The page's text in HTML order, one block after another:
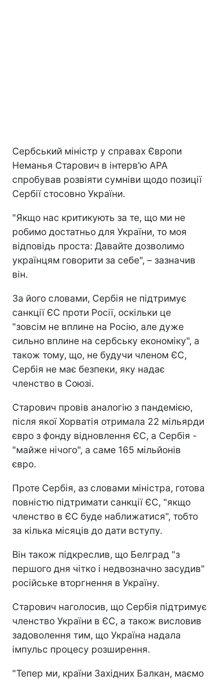
Сербський міністр у справах Європи
Неманья Старович в інтерв'ю APA
спробував розвіяти сумніви щодо позиції
Сербії стосовно України.
"Якщо нас критикують за те, що ми не
робимо достатньо для України, то моя
відповідь проста: Давайте дозволимо
українцям говорити за себе", – зазначив
він.
За його словами, Сербія не підтримує
санкції ЄС проти Росії, оскільки це
"зовсім не вплине на Росію, але дуже
сильно вплине на сербську економіку", а
також тому, що, не будучи членом ЄС,
Сербія не має безпеки, яку надає
членство в Союзі.
Старович провів аналогію з пандемією,
після якої Хорватія отримала 22 мільярди
євро з фонду відновлення ЄС, а Сербія -
"майже нічого", а саме 165 мільйонів
євро.
Проте Сербія, аз словами міністра, готова
повністю підтримати санкції ЄС, "якщо
членство в ЄС буде наближатися", тобто
за кілька місяців до дати вступу.
Він також підкреслив, що Белград "з
першого дня чітко і недвозначно засудив"
російське вторгнення в Україну.
Старович наголосив, що Сербія підтримує
членство України в ЄС, а також висловив
задоволення тим, що Україна надала
імпульс процесу розширення.
"Тепер ми, країни Західних Балкан, маємо